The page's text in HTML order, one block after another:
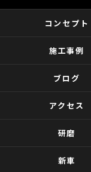
コンセプト
施工事例
ブログ
アクセス
研磨
新車